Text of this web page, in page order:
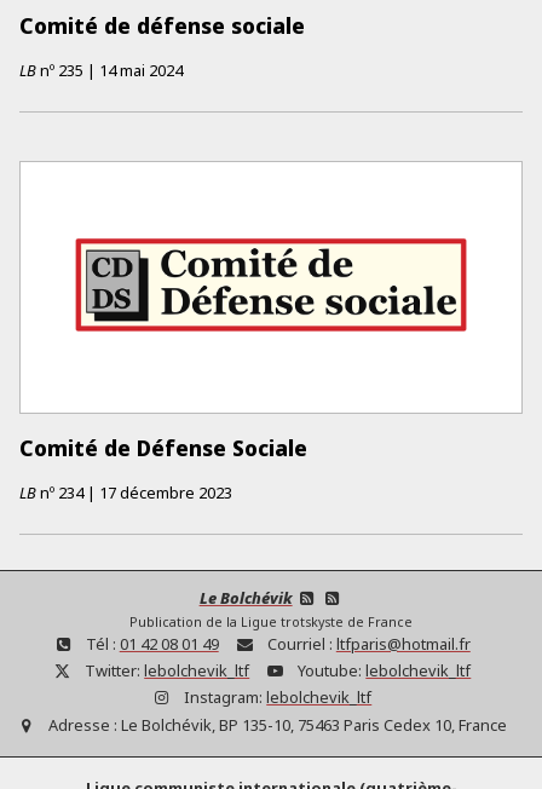
Comité de défense sociale
LBnº 235 | 14 mai 2024
Comité de Défense Sociale
LBnº 234 | 17 décembre 2023
Le Bolchévik
Publication de la Ligue trotskyste de France
Tél : 01 42 08 01 49 Courriel : ltfparis@hotmail.fr
Twitter: lebolchevik_ltf Youtube: lebolchevik_ltf
Instagram: lebolchevik_ltf
Adresse : Le Bolchévik, BP 135-10, 75463 Paris Cedex 10, France